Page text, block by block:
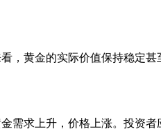
，黄金的实际价值保持稳定
需求上升，价格上涨。投资